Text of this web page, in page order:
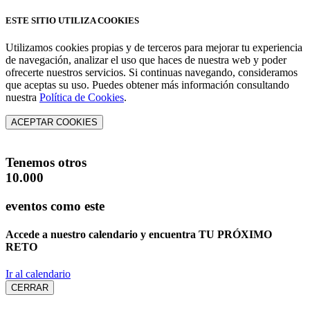
ESTE SITIO UTILIZA COOKIES
Utilizamos cookies propias y de terceros para mejorar tu experiencia
de navegación, analizar el uso que haces de nuestra web y poder
ofrecerte nuestros servicios. Si continuas navegando, consideramos
que aceptas su uso. Puedes obtener más información consultando
nuestra Política de Cookies.
ACEPTAR COOKIES
Tenemos otros
10.000
eventos como este
Accede a nuestro calendario y encuentra TU PRÓXIMO
RETO
Ir al calendario
CERRAR